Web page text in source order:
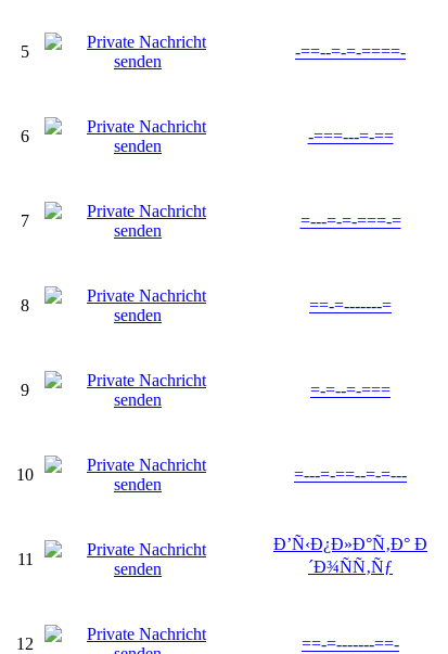
5 -==--=-=-====-
6 -===---=-==
7 =---=-=-===-=
8 ==-=-------=
9 =-=--=-===
10 =---=-==--=-=---
11
Ð’Ñ‹Ð¿Ð»Ð°Ñ‚Ð° Ð
´Ð¾ÑÑ‚Ñƒ
12 ==-=-------==-